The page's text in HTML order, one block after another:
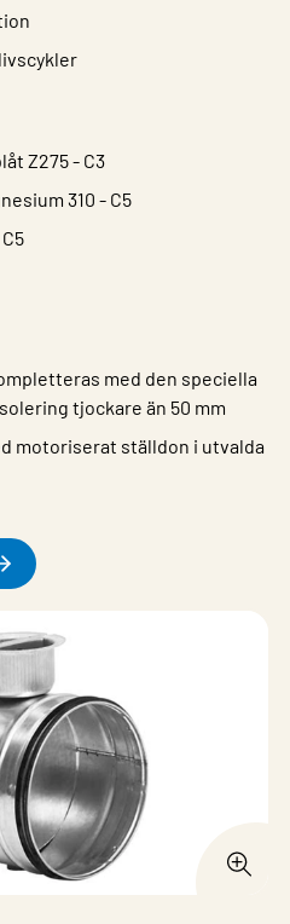
Z275 - C3
310 - C5
med den speciella
tjockare än 50 mm
motoriserat ställdon i utvalda